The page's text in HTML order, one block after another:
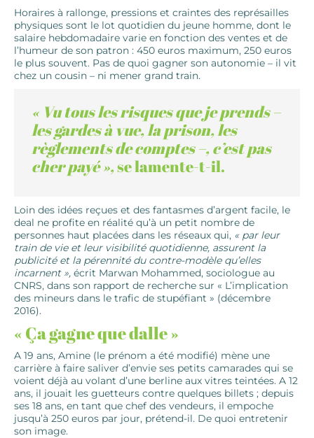
Horaires à rallonge, pressions et craintes des représailles
physiques sont le lot quotidien du jeune homme, dont le
salaire hebdomadaire varie en fonction des ventes et de
l’humeur de son patron : 450 euros maximum, 250 euros
le plus souvent. Pas de quoi gagner son autonomie – il vit
chez un cousin – ni mener grand train.
« Vu tous les risques que je prends –
les gardes à vue, la prison, les
règlements de comptes –, c’est pas
cher payé »,se lamente-t-il.
Loin des idées reçues et des fantasmes d’argent facile, le
deal ne profite en réalité qu’à un petit nombre de
personnes haut placées dans les réseaux qui, « par leur
train de vie et leur visibilité quotidienne, assurent la
publicité et la pérennité du contre-modèle qu’elles
incarnent », écrit Marwan Mohammed, sociologue au
CNRS, dans son rapport de recherche sur « L’implication
des mineurs dans le trafic de stupéfiant » (décembre
2016).
« Ça gagne que dalle »
A 19 ans, Amine (le prénom a été modifié) mène une
carrière à faire saliver d’envie ses petits camarades qui se
voient déjà au volant d’une berline aux vitres teintées. A 12
ans, il jouait les guetteurs contre quelques billets ; depuis
ses 18 ans, en tant que chef des vendeurs, il empoche
jusqu’à 250 euros par jour, prétend-il. De quoi entretenir
son image.